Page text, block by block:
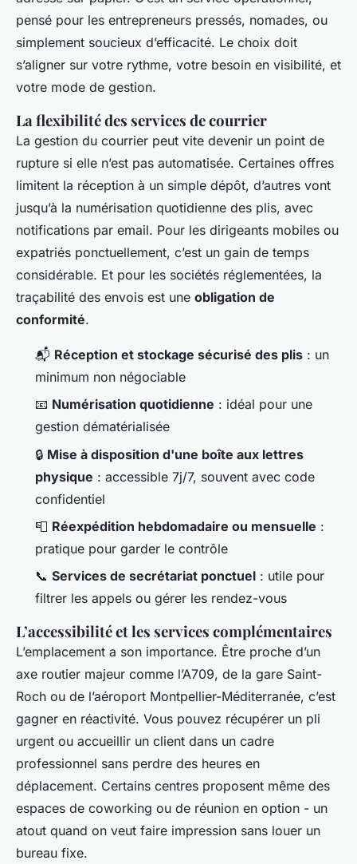
pensé pour les entrepreneurs pressés, nomades, ou
simplement soucieux d’efficacité. Le choix doit
s’aligner sur votre rythme, votre besoin en visibilité, et
votre mode de gestion.
La flexibilité des services de courrier
La gestion du courrier peut vite devenir un point de
rupture si elle n’est pas automatisée. Certaines offres
limitent la réception à un simple dépôt, d’autres vont
jusqu’à la numérisation quotidienne des plis, avec
notifications par email. Pour les dirigeants mobiles ou
expatriés ponctuellement, c’est un gain de temps
considérable. Et pour les sociétés réglementées, la
traçabilité des envois est une obligation de
conformité.
📬 Réception et stockage sécurisé des plis : un
minimum non négociable
📧 Numérisation quotidienne : idéal pour une
gestion dématérialisée
🔒 Mise à disposition d'une boîte aux lettres
physique : accessible 7j/7, souvent avec code
confidentiel
📮 Réexpédition hebdomadaire ou mensuelle :
pratique pour garder le contrôle
📞 Services de secrétariat ponctuel : utile pour
filtrer les appels ou gérer les rendez-vous
L’accessibilité et les services complémentaires
L’emplacement a son importance. Être proche d’un
axe routier majeur comme l’A709, de la gare Saint-
Roch ou de l’aéroport Montpellier-Méditerranée, c’est
gagner en réactivité. Vous pouvez récupérer un pli
urgent ou accueillir un client dans un cadre
professionnel sans perdre des heures en
déplacement. Certains centres proposent même des
espaces de coworking ou de réunion en option - un
atout quand on veut faire impression sans louer un
bureau fixe.